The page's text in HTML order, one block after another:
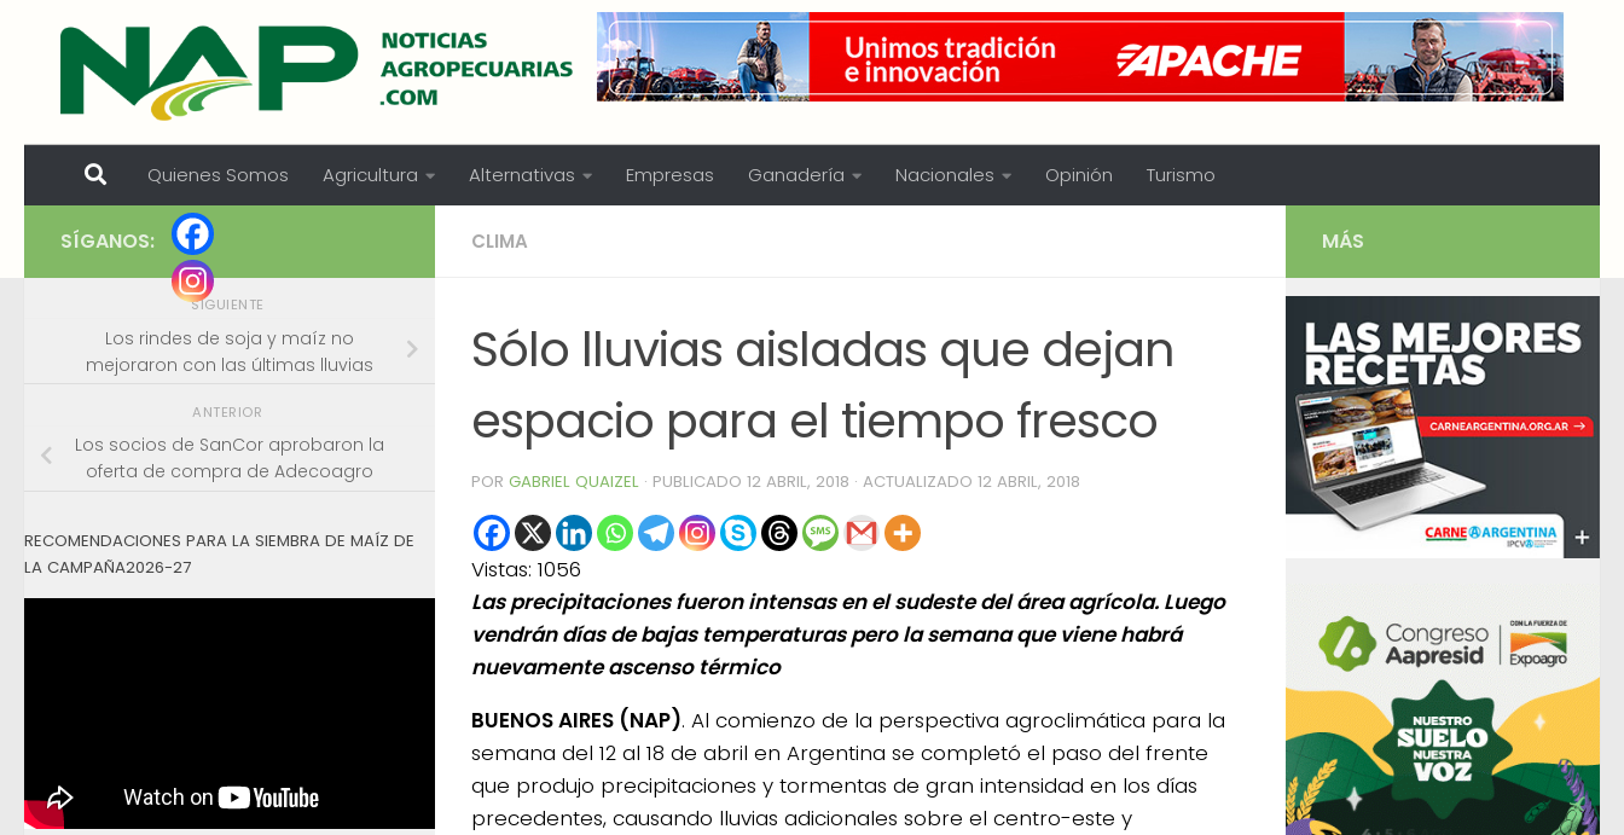
Skip to content
Quienes Somos Agricultura Alternativas Empresas Ganadería Nacionales Opinión Turismo
CLIMA
Sólo lluvias aisladas que dejan
espacio para el tiempo fresco
POR GABRIEL QUAIZEL · PUBLICADO 12 ABRIL, 2018 · ACTUALIZADO 12 ABRIL, 2018
Vistas: 1056
Las precipitaciones fueron intensas en el sudeste del área agrícola. Luego
vendrán días de bajas temperaturas pero la semana que viene habrá
nuevamente ascenso térmico
BUENOS AIRES (NAP). Al comienzo de la perspectiva agroclimática para la
semana del 12 al 18 de abril en Argentina se completó el paso del frente
que produjo precipitaciones y tormentas de gran intensidad en los días
precedentes, causando lluvias adicionales sobre el centro-este y
SÍGANOS:
SIGUIENTE
Los rindes de soja y maíz no
mejoraron con las últimas lluvias
ANTERIOR
Los socios de SanCor aprobaron la
oferta de compra de Adecoagro
RECOMENDACIONES PARA LA SIEMBRA DE MAÍZ DE
LA CAMPAÑA2026-27
MÁS